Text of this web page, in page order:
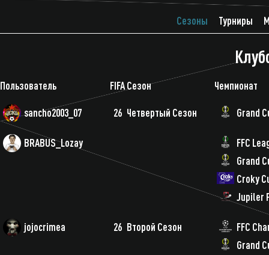
Сезоны Турниры
Пользователь FIFA Сезон Чемпионат
sancho2003_07 26 Четвертый Сезон Grand
BRABUS_Lozay
FFC
Grand
Croky
Jupiler
jojocrimea 26 Второй Сезон
FFC
Grand